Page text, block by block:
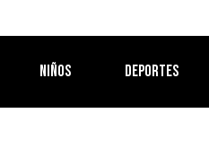
NIÑOS DEPORTES